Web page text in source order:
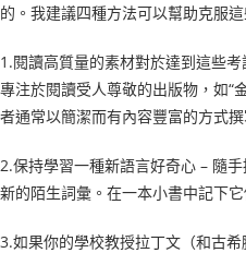
的。我建議四種方法可以幫助克服這
1.閱讀高質量的素材對於達到這些
專注於閱讀受人尊敬的出版物，如“
者通常以簡潔而有內容豐富的方式
2.保持學習一種新語言好奇心 – 隨
新的陌生詞彙。在一本小書中記下
3.如果你的學校教授拉丁文（和古